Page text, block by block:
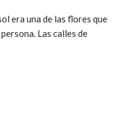
era una de las flores que
Las calles de